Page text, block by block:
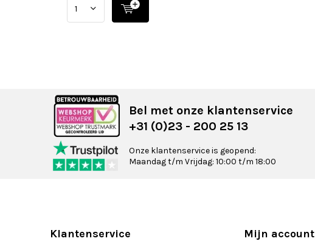
Bel met onze klantenservice
+31 (0)23 - 200 25 13
Onze klantenservice is geopend:
Maandag t/m Vrijdag: 10:00 t/m 18:00
Klantenservice Mijn account